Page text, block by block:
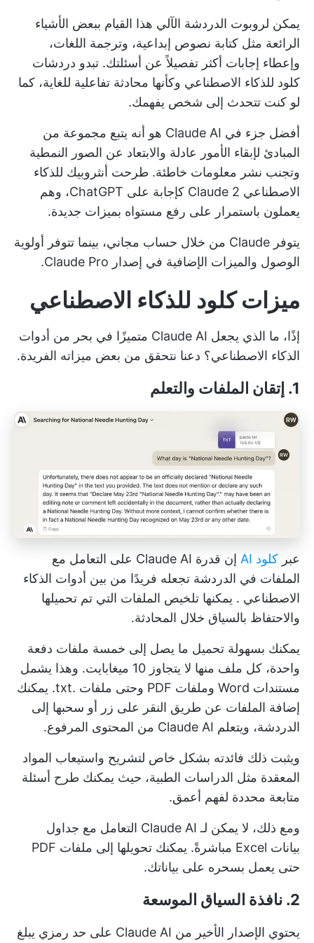
يمكن لروبوت الدردشة الآلي هذا القيام ببعض الأشياء
الرائعة مثل كتابة نصوص إبداعية، وترجمة اللغات،
وإعطاء إجابات أكثر تفصيلاً عن أسئلتك. تبدو دردشات
كلود للذكاء الاصطناعي وكأنها محادثة تفاعلية للغاية، كما
لو كنت تتحدث إلى شخص يفهمك.
أفضل جزء في Claude AI هو أنه يتبع مجموعة من
المبادئ لإبقاء الأمور عادلة والابتعاد عن الصور النمطية
وتجنب نشر معلومات خاطئة. طرحت أنثروبيك للذكاء
الاصطناعي Claude 2 كإجابة على ChatGPT، وهم
يعملون باستمرار على رفع مستواه بميزات جديدة.
يتوفر Claude من خلال حساب مجاني، بينما تتوفر أولوية
الوصول والميزات الإضافية في إصدار Claude Pro.
ميزات كلود للذكاء الاصطناعي
إذًا، ما الذي يجعل Claude AI متميزًا في بحر من أدوات
الذكاء الاصطناعي؟ دعنا نتحقق من بعض ميزاته الفريدة.
1. إتقان الملفات والتعلم
عبر كلود AI
إن قدرة Claude AI على التعامل مع
الملفات في الدردشة تجعله فريدًا من بين أدوات الذكاء
الاصطناعي . يمكنها تلخيص الملفات التي تم تحميلها
والاحتفاظ بالسياق خلال المحادثة.
يمكنك بسهولة تحميل ما يصل إلى خمسة ملفات دفعة
واحدة، كل ملف منها لا يتجاوز 10 ميغابايت. وهذا يشمل
مستندات Word وملفات PDF وحتى ملفات .txt. يمكنك
إضافة الملفات عن طريق النقر على زر أو سحبها إلى
الدردشة، ويتعلم Claude AI من المحتوى المرفوع.
ويثبت ذلك فائدته بشكل خاص لتشريح واستيعاب المواد
المعقدة مثل الدراسات الطبية، حيث يمكنك طرح أسئلة
متابعة محددة لفهم أعمق.
ومع ذلك، لا يمكن لـ Claude AI التعامل مع جداول
بيانات Excel مباشرةً. يمكنك تحويلها إلى ملفات PDF
حتى يعمل بسحره على بياناتك.
2. نافذة السياق الموسعة
يحتوي الإصدار الأخير من Claude AI على حد رمزي يبلغ